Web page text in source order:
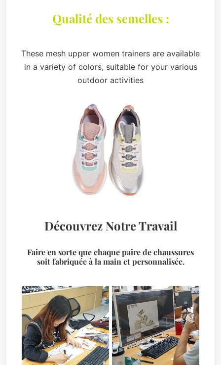
Qualité des semelles :
These mesh upper women trainers are available
in a variety of colors, suitable for your various
outdoor activities
Découvrez Notre Travail
Faire en sorte que chaque paire de chaussures
soit fabriquée à la main et personnalisée.